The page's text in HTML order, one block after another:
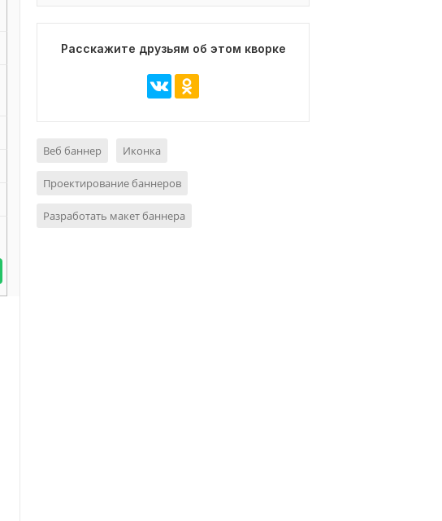
Расскажите друзьям об этом кворке
Веб баннер Иконка
Проектирование баннеров
Разработать макет баннера